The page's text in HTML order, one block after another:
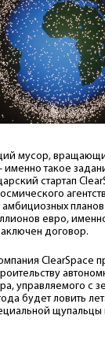
мусор,
такое
стартап
планов
евро,
договор.
ClearSpace
управляемого с
будет ловить
щупальцы